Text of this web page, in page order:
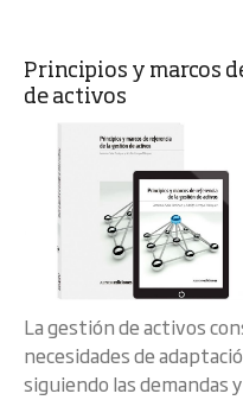
Principios y marcos
de activos
La gestión de activos
necesidades de
siguiendo las demandas